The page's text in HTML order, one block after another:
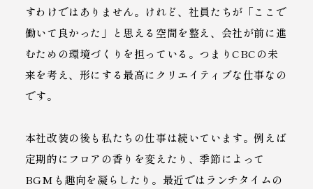
すわけではありません。けれど、社員たちが「ここで
働いて良かった」と思える空間を整え、会社が前に進
むための環境づくりを担っている。つまりCBCの未
来を考え、形にする最高にクリエイティブな仕事なの
です。
本社改装の後も私たちの仕事は続いています。例えば
定期的にフロアの香りを変えたり、季節によって
BGMも趣向を凝らしたり。最近ではランチタイムの